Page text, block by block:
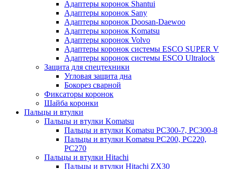
Адаптеры коронок Shantui
Адаптеры коронок Sany
Адаптеры коронок Doosan-Daewoo
Адаптеры коронок Komatsu
Адаптеры коронок Volvo
Адаптеры коронок системы ESCO SUPER V
Адаптеры коронок системы ESCO Ultralock
Защита для спецтехники
Угловая защита дна
Бокорез сварной
Фиксаторы коронок
Шайба коронки
Пальцы и втулки
Пальцы и втулки Komatsu
Пальцы и втулки Komatsu PC300-7, PC300-8
Пальцы и втулки Komatsu PC200, PC220,
PC270
Пальцы и втулки Hitachi
Пальцы и втулки Hitachi ZX30